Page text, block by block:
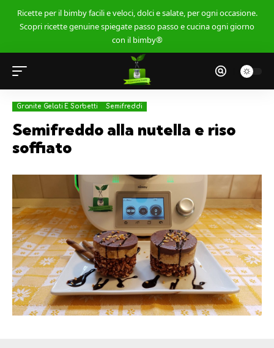
Ricette per il bimby facili e veloci, dolci e salate, per ogni occasione.
Scopri ricette genuine spiegate passo passo e cucina ogni giorno
con il bimby®
Granite Gelati E Sorbetti Semifreddi
Semifreddo alla nutella e riso
soffiato